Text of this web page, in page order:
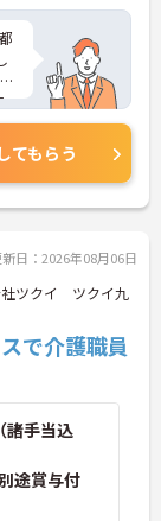
てもらう
日：2026年08月06日
ツクイ ツクイ九
で介護職員
諸手当込
途賞与付